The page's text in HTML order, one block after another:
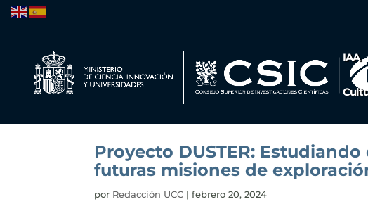
IAA
Proyecto DUSTER:
futuras misiones de
por Redacción UCC |febrero 20, 2024